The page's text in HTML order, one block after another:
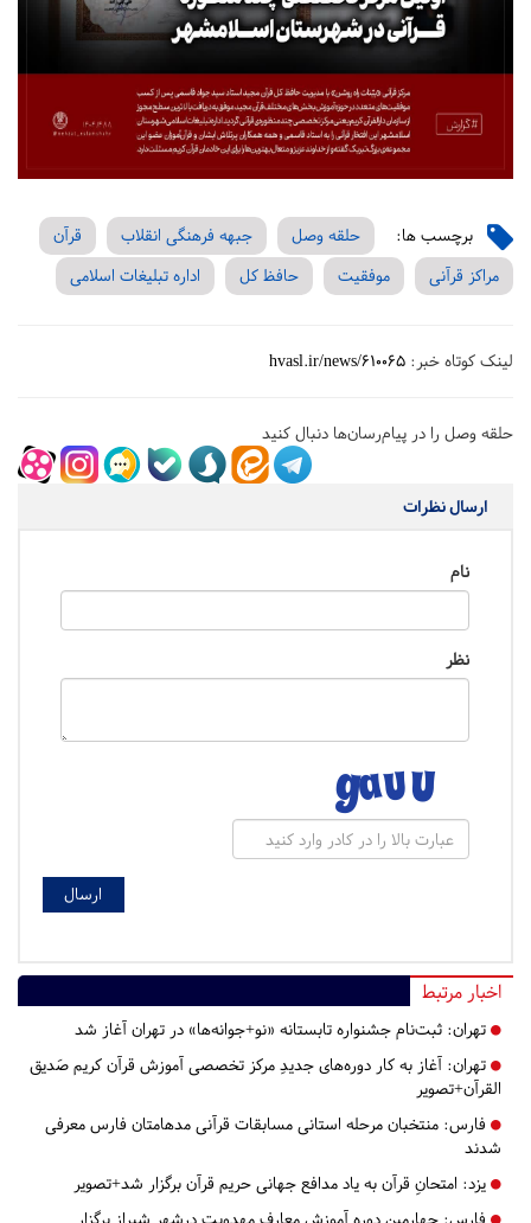
برچسب ها: حلقه وصل جبهه فرهنگی انقلاب
قرآن
مراکز قرآنی
موفقیت حافظ کل اداره تبلیغات اسلامی
لینک کوتاه خبر: hvasl.ir/news/610065
حلقه وصل را در پیام‌رسان‌ها دنبال کنید
ارسال نظرات
نام
نظر
اخبار مرتبط
تهران: ثبت‌نام جشنواره تابستانه «نو+جوانه‌ها» در تهران آغاز شد
تهران: آغاز به کار دوره‌های جدیدِ مرکز تخصصی آموزش قرآن کریم صَدیق
القرآن+تصویر
فارس: منتخبان مرحله استانی مسابقات قرآنی مدهامتان فارس معرفی
شدند
یزد: امتحانِ قرآن به یاد مدافع جهانی حریم قرآن برگزار شد+تصویر